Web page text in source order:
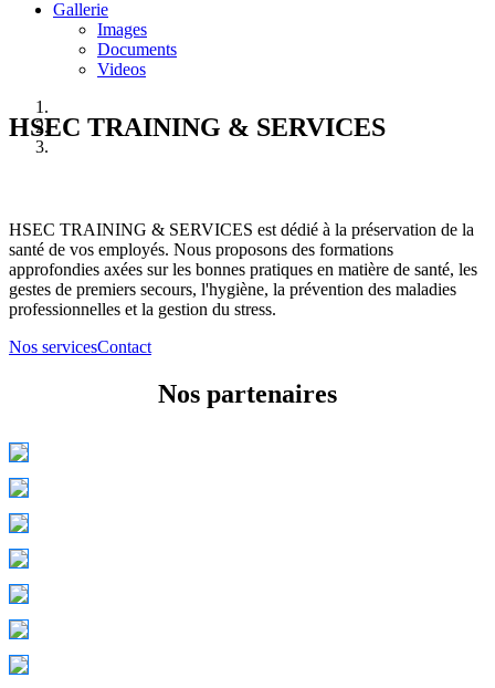
Gallerie
Images
Documents
Videos
HSEC TRAINING & SERVICES
HSEC TRAINING & SERVICES est dédié à la préservation de la
santé de vos employés. Nous proposons des formations
approfondies axées sur les bonnes pratiques en matière de santé, les
gestes de premiers secours, l'hygiène, la prévention des maladies
professionnelles et la gestion du stress.
Nos servicesContact
Nos partenaires